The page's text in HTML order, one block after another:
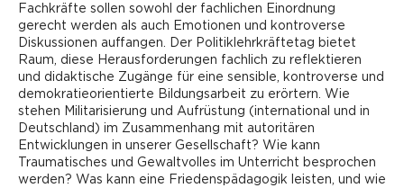
Fachkräfte sollen sowohl der fachlichen Einordnung
gerecht werden als auch Emotionen und kontroverse
Diskussionen auffangen. Der Politiklehrkräftetag bietet
Raum, diese Herausforderungen fachlich zu reflektieren
und didaktische Zugänge für eine sensible, kontroverse und
demokratieorientierte Bildungsarbeit zu erörtern. Wie
stehen Militarisierung und Aufrüstung (international und in
Deutschland) im Zusammenhang mit autoritären
Entwicklungen in unserer Gesellschaft? Wie kann
Traumatisches und Gewaltvolles im Unterricht besprochen
werden? Was kann eine Friedenspädagogik leisten, und wie